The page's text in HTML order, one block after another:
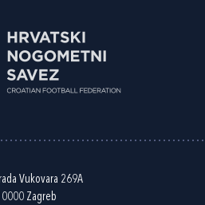
Vukovara 269A
Zagreb